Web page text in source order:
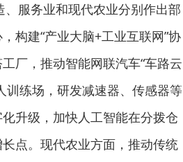
、服务业和现代农业分别作出部
构建“产业大脑+工业互联网”协
厂，推动智能网联汽车“车路云
训练场，研发减速器、传感器等
升级，加快人工智能在分拨仓
点。现代农业方面，推动传统